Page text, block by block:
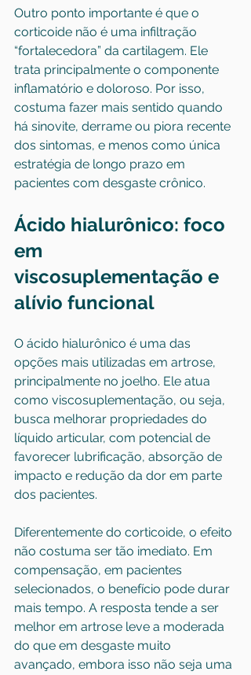
Outro ponto importante é que o
corticoide não é uma infiltração
“fortalecedora” da cartilagem. Ele
trata principalmente o componente
inflamatório e doloroso. Por isso,
costuma fazer mais sentido quando
há sinovite, derrame ou piora recente
dos sintomas, e menos como única
estratégia de longo prazo em
pacientes com desgaste crônico.
Ácido hialurônico: foco
em
viscosuplementação e
alívio funcional
O ácido hialurônico é uma das
opções mais utilizadas em artrose,
principalmente no joelho. Ele atua
como viscosuplementação, ou seja,
busca melhorar propriedades do
líquido articular, com potencial de
favorecer lubrificação, absorção de
impacto e redução da dor em parte
dos pacientes.
Diferentemente do corticoide, o efeito
não costuma ser tão imediato. Em
compensação, em pacientes
selecionados, o benefício pode durar
mais tempo. A resposta tende a ser
melhor em artrose leve a moderada
do que em desgaste muito
avançado, embora isso não seja uma